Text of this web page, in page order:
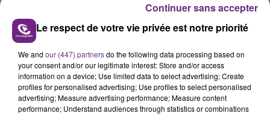
UN FEU DE REMORQUE BLOQUE LA
CIRCULATION DANS LES ARDENNES
Un feu de remorque s'est déclaré ce mercredi en
fin de matinée sur l'A34.
TITRES DIFFUSÉS
Le respect de votre vie privée est notre priorité
We and our (447) partnersdo the following data processing based on
your consent and/or our legitimate interest: Store and/or access
information on a device; Use limited data to select advertising; Create
profiles for personalised advertising; Use profiles to select personalised
advertising; Measure advertising performance; Measure content
performance; Understand audiences through statistics or combinations
Continuer sans accepter